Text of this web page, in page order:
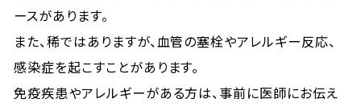
ースがあります。
また、稀ではありますが、血管の塞栓やアレルギー反応、
感染症を起こすことがあります。
免疫疾患やアレルギーがある方は、事前に医師にお伝え